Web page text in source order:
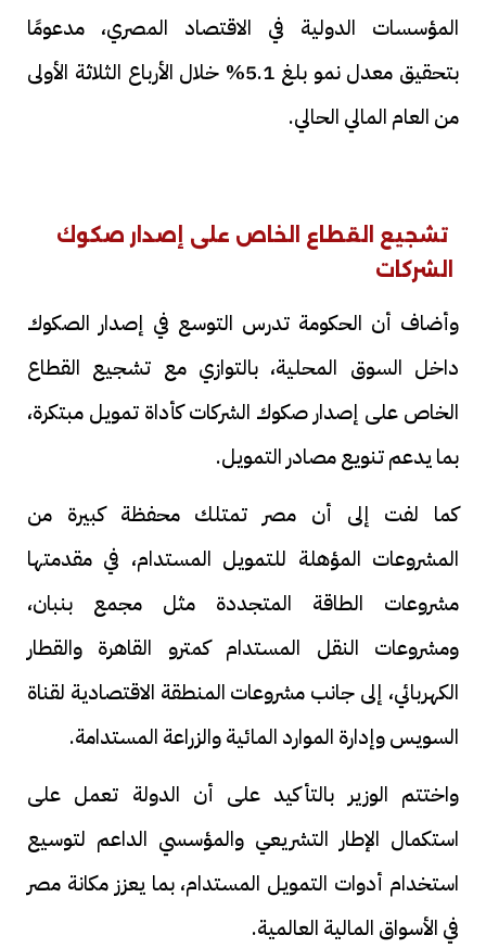
المؤسسات الدولية في الاقتصاد المصري، مدعومًا
بتحقيق معدل نمو بلغ 5.1% خلال الأرباع الثلاثة الأولى
من العام المالي الحالي.
تشجيع القطاع الخاص على إصدار صكوك
الشركات
وأضاف أن الحكومة تدرس التوسع في إصدار الصكوك
داخل السوق المحلية، بالتوازي مع تشجيع القطاع
الخاص على إصدار صكوك الشركات كأداة تمويل مبتكرة،
بما يدعم تنويع مصادر التمويل.
كما لفت إلى أن مصر تمتلك محفظة كبيرة من
المشروعات المؤهلة للتمويل المستدام، في مقدمتها
مشروعات الطاقة المتجددة مثل مجمع بنبان،
ومشروعات النقل المستدام كمترو القاهرة والقطار
الكهربائي، إلى جانب مشروعات المنطقة الاقتصادية لقناة
السويس وإدارة الموارد المائية والزراعة المستدامة.
واختتم الوزير بالتأكيد على أن الدولة تعمل على
استكمال الإطار التشريعي والمؤسسي الداعم لتوسيع
استخدام أدوات التمويل المستدام، بما يعزز مكانة مصر
في الأسواق المالية العالمية.